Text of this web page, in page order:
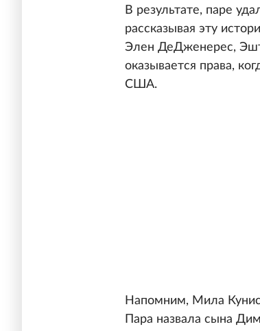
В результате, паре
рассказывая эту
Элен ДеДженерес,
оказывается права,
США.
Напомним, Мила Кунис
Пара назвала сына